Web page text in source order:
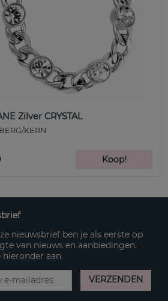
Zilver CRYSTAL
KERN
Koop!
nieuwsbrief ben je als eerste op
van nieuws en aanbiedingen.
hieronder aan.
VERZENDEN